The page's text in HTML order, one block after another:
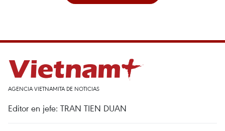
AGENCIA VIETNAMITA DE NOTICIAS
Editor en jefe: TRAN TIEN DUAN